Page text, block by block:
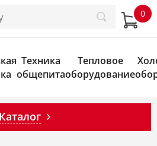
Техника
общепита
Тепловое
оборудование
Каталог